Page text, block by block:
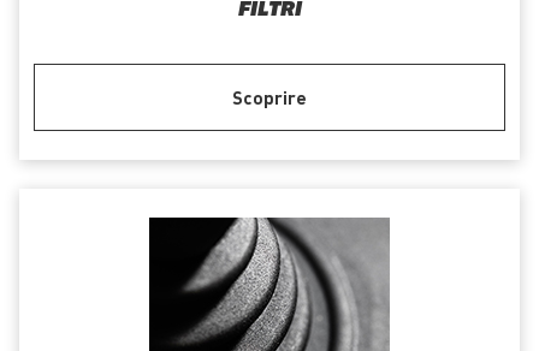
FILTRI
Scoprire